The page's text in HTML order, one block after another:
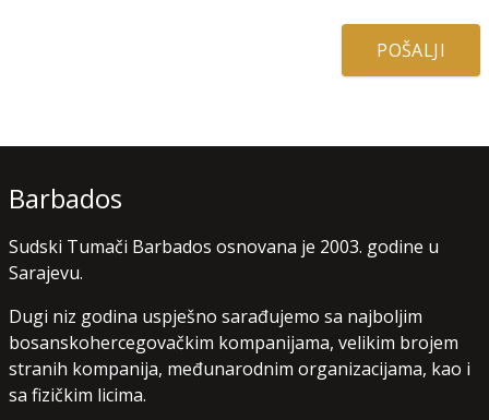
POŠALJI
Barbados
Sudski Tumači Barbados osnovana je 2003. godine u
Sarajevu.
Dugi niz godina uspješno sarađujemo sa najboljim
bosanskohercegovačkim kompanijama, velikim brojem
stranih kompanija, međunarodnim organizacijama, kao i
sa fizičkim licima.